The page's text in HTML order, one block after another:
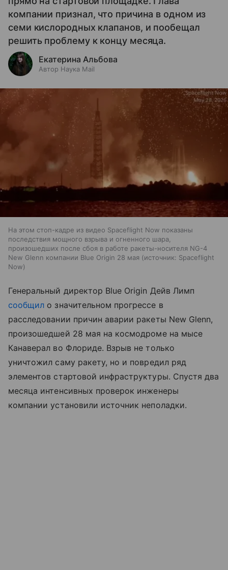
компании признал, что причина в одном из
семи кислородных клапанов, и пообещал
решить проблему к концу месяца.
Екатерина Альбова
Автор Наука Mail
На этом стоп-кадре из видео Spaceflight Now показаны
последствия мощного взрыва и огненного шара,
произошедших после сбоя в работе ракеты-носителя NG-4
New Glenn компании Blue Origin 28 мая
источник: Spaceflight
Now
Генеральный директор Blue Origin Дейв Лимп
сообщил о значительном прогрессе в
расследовании причин аварии ракеты New Glenn,
произошедшей 28 мая на космодроме на мысе
Канаверал во Флориде. Взрыв не только
уничтожил саму ракету, но и повредил ряд
элементов стартовой инфраструктуры. Спустя два
месяца интенсивных проверок инженеры
компании установили источник неполадки.